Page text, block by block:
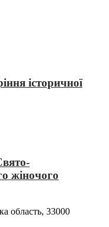
історичної
жіночого
область, 33000